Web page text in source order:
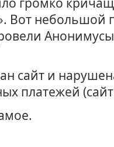
Вот небольшой
сайт и
платежей